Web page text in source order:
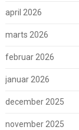
april 2026
marts 2026
februar 2026
januar 2026
december 2025
november 2025